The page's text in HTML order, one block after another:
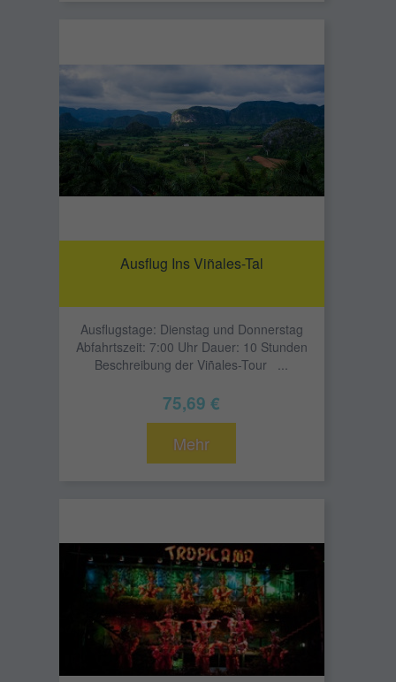
Ausflug Ins Viñales-Tal
Ausflugstage: Dienstag und Donnerstag
Abfahrtszeit: 7:00 Uhr Dauer: 10 Stunden
Beschreibung der Viñales-Tour ...
75,69 €
Mehr